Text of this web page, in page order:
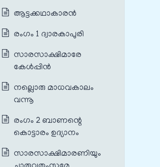
ആട്ടക്കഥാകാരൻ
രംഗം 1 ദ്വാരകാപുരി
സാരസാക്ഷിമാരേ
കേൾപ്പിൻ
നല്ലൊരു മാധവകാലം
വന്നൂ
രംഗം 2 ബാണന്റെ
കൊട്ടാരം ഉദ്യാനം
സാരസാക്ഷിമാരണിയും